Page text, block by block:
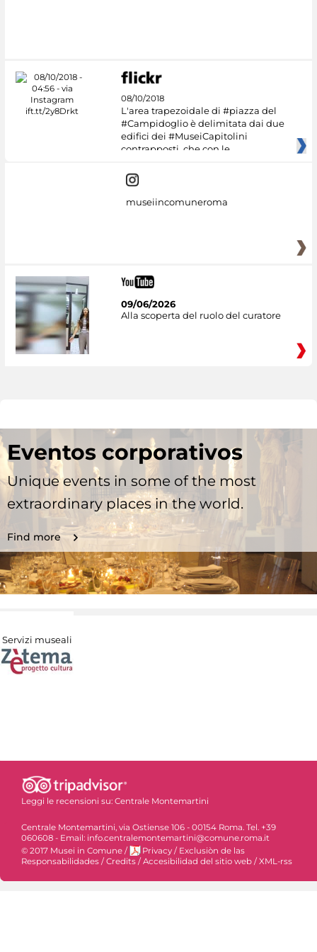
08/10/2018
L'area trapezoidale di #piazza del
#Campidoglio è delimitata dai due
edifici dei #MuseiCapitolini
contrapposti, che con le
museiincomuneroma
09/06/2026
Alla scoperta del ruolo del curatore
Eventos corporativos
Unique events in some of the most
extraordinary places in the world.
Find more
Servizi museali
Leggi le recensioni su: Centrale Montemartini
Centrale Montemartini, via Ostiense 106 - 00154 Roma. Tel. +39
060608 - Email: info.centralemontemartini@comune.roma.it
© 2017 Musei in Comune / Privacy / Exclusiòn de las
Responsabilidades / Credits / Accesibilidad del sitio web / XML-rss